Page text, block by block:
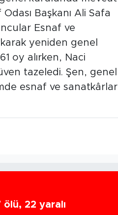
Başkanı Ali Safa
Esnaf ve
yeniden genel
oy alırken, Naci
tazeledi. Şen, genel
esnaf ve sanatkârlar
ölü, 22 yaralı